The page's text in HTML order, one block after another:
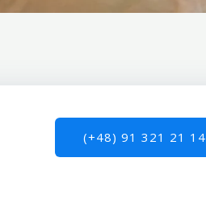
(+48) 91 321 21 14